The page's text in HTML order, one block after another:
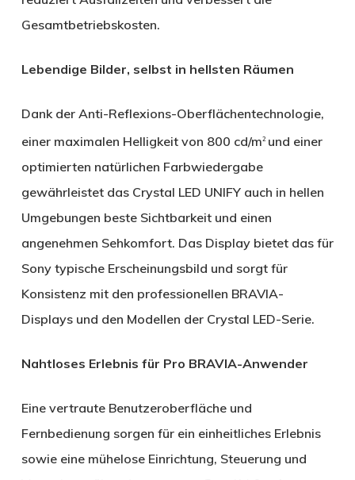
Gesamtbetriebskosten.
Lebendige Bilder, selbst in hellsten Räumen
Dank der Anti-Reflexions-Oberflächentechnologie,
einer maximalen Helligkeit von 800 cd/m2 und einer
optimierten natürlichen Farbwiedergabe
gewährleistet das Crystal LED UNIFY auch in hellen
Umgebungen beste Sichtbarkeit und einen
angenehmen Sehkomfort. Das Display bietet das für
Sony typische Erscheinungsbild und sorgt für
Konsistenz mit den professionellen BRAVIA-
Displays und den Modellen der Crystal LED-Serie.
Nahtloses Erlebnis für Pro BRAVIA-Anwender
Eine vertraute Benutzeroberfläche und
Fernbedienung sorgen für ein einheitliches Erlebnis
sowie eine mühelose Einrichtung, Steuerung und